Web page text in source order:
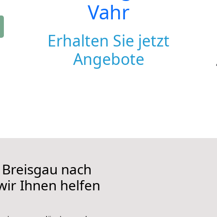
Vahr
Erhalten Sie jetzt
Angebote
nach
Ihnen helfen